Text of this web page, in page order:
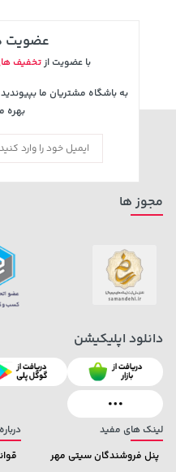
خرید
238,000 تومان
289,900
خرید
عضویت
با عضویت ازتخفیف
به باشگاه مشتریان ما
بهره
لینک های مفید
پنل فروشندگان سیتی مهر
مجوز ها
دانلود اپلیکیشن